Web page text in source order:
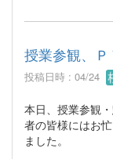
授業参観、
投稿日時 : 04/24
本日、授業参観
者の皆様にはお
ました。